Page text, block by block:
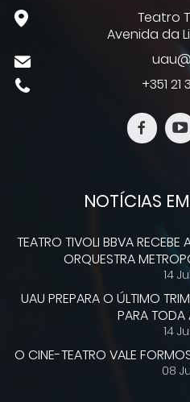
Teatro
Avenida da
+351
NOTÍCIAS
TEATRO TIVOLI BBVA
ORQUESTRA
14
UAU PREPARA O ÚLTIMO
PARA TODA
14
O CINE-TEATRO VALE
08